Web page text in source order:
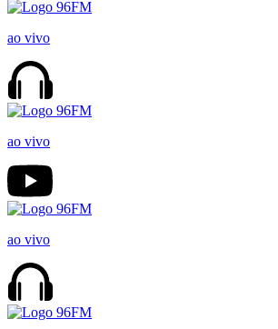
ao vivo
ao vivo
ao vivo